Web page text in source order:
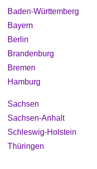
Baden-Württemberg
Bayern
Berlin
Brandenburg
Bremen
Hamburg
Sachsen
Sachsen-Anhalt
Schleswig-Holstein
Thüringen